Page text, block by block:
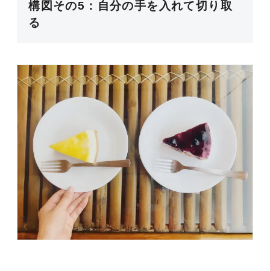
構図その5：自分の手を入れて切り取
る